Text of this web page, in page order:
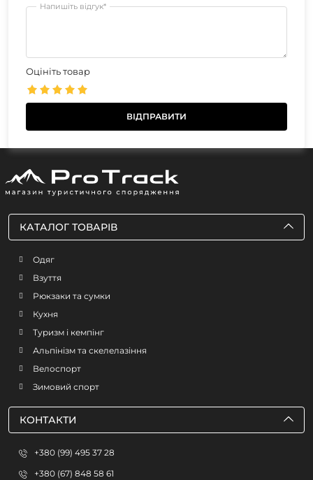
Напишіть відгук*
Оцініть товар
КАТАЛОГ ТОВАРІВ
Одяг
Взуття
Рюкзаки та сумки
Кухня
Туризм і кемпінг
Альпінізм та скелелазіння
Велоспорт
Зимовий спорт
КОНТАКТИ
+380 (99) 495 37 28
+380 (67) 848 58 61